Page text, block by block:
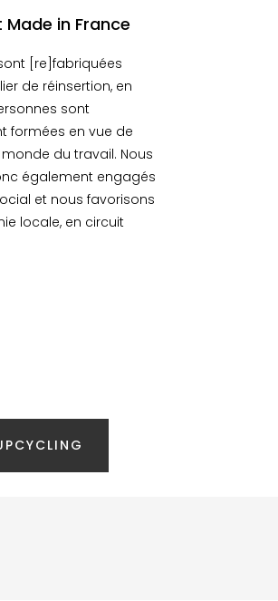
Made in France
[re]fabriquées
de réinsertion, en
sont
formées en vue de
du travail. Nous
également engagés
et nous favorisons
locale, en circuit